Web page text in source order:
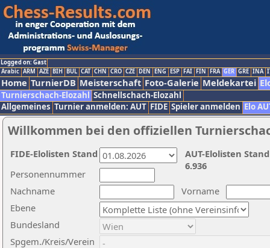
Logged on: Gast
Arabic ARM AZE BIH BUL CAT CHN CRO CZE DEN ENG ESP FAI FIN FRA GER GRE INA
Home TurnierDB Meisterschaft Foto-Galerie Meldekartei
Turnierschach-Elozahl Schnellschach-Elozahl
Allgemeines Turnier anmelden: AUT FIDE Spieler anmelden Elo
Willkommen bei den offiziellen
Nachname
Vorname
Ebene
Personennummer
Bundesland
Spgem./Kreis/Verein
AUT-Elolisten
6.936
FIDE-Elolisten Stand